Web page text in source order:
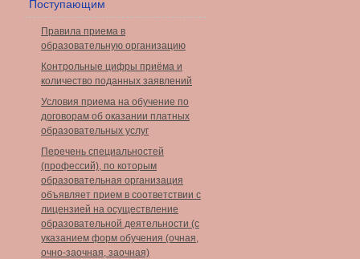
Поступающим
Правила приема в
образовательную организацию
Контрольные цифры приёма и
количество поданных заявлений
Условия приема на обучение по
договорам об оказании платных
образовательных услуг
Перечень специальностей
(профессий), по которым
образовательная организация
объявляет прием в соответствии с
лицензией на осуществление
образовательной деятельности (с
указанием форм обучения (очная,
очно-заочная, заочная)